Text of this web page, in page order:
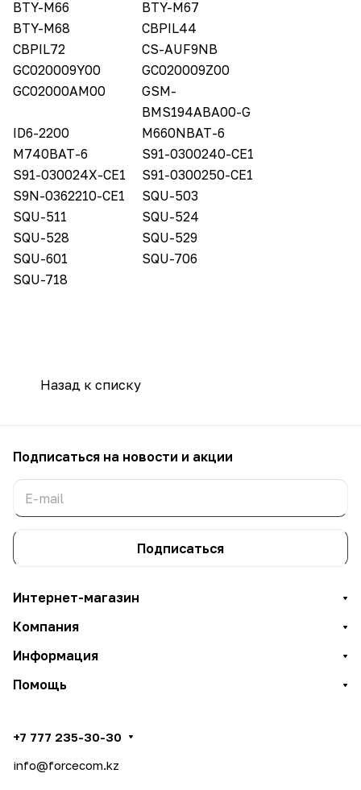
BTY-M66
BTY-M67
BTY-M68
CBPIL44
CBPIL72
CS-AUF9NB
GC020009Y00
GC020009Z00
GC02000AM00
GSM-
BMS194ABA00-G
ID6-2200
M660NBAT-6
M740BAT-6
S91-0300240-CE1
S91-030024X-CE1
S91-0300250-CE1
S9N-0362210-CE1
SQU-503
SQU-511
SQU-524
SQU-528
SQU-529
SQU-601
SQU-706
SQU-718
Назад к списку
Подписаться на новости и акции
Подписаться
Интернет-магазин
Компания
Информация
Помощь
+7 777 235-30-30
info@forcecom.kz